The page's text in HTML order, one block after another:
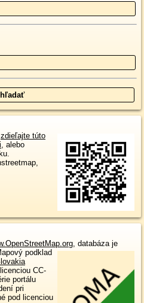
zdieľajte túto
, alebo
, databáza je
podklad
CC-
portálu
pri
pod licenciou